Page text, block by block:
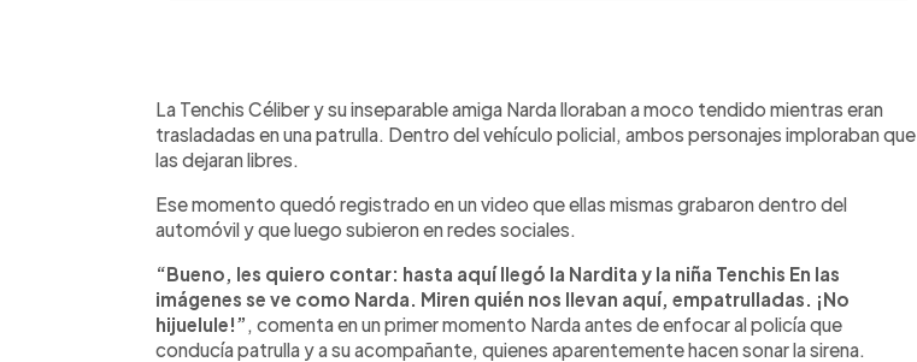
► Escuchar artículo
La Tenchis Céliber y su inseparable amiga Narda lloraban a moco tendido mientras eran
trasladadas en una patrulla. Dentro del vehículo policial, ambos personajes imploraban que
las dejaran libres.
Ese momento quedó registrado en un video que ellas mismas grabaron dentro del
automóvil y que luego subieron en redes sociales.
“Bueno, les quiero contar: hasta aquí llegó la Nardita y la niña Tenchis En las
imágenes se ve como Narda. Miren quién nos llevan aquí, empatrulladas. ¡No
hijuelule!”, comenta en un primer momento Narda antes de enfocar al policía que
conducía patrulla y a su acompañante, quienes aparentemente hacen sonar la sirena.